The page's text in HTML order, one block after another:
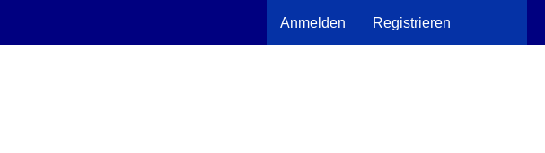
Anmelden Registrieren